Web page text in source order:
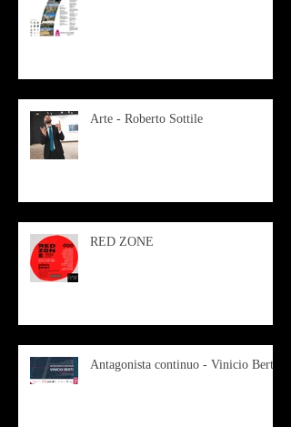
Arte - Roberto Sottile
RED ZONE
Antagonista continuo - Vinicio Berti